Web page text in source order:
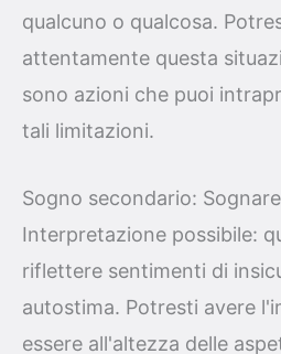
qualcuno o qualcosa.
attentamente questa
sono azioni che puoi
tali limitazioni.
Sogno secondario:
Interpretazione possibile:
riflettere sentimenti di
autostima. Potresti avere
essere all'altezza delle